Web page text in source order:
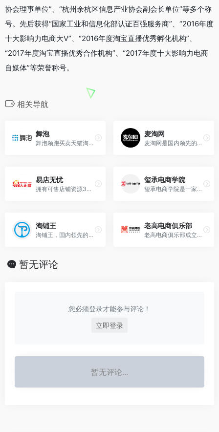
协会理事单位”、“杭州余杭区信息产业协会副会长单位”等多个称
号。先后获得“国家工业和信息化部认证百强服务商”、“2016年度
十大影响力电商大V”、“2016年度淘宝直播优秀孵化机构”、
“2017年度淘宝直播优秀合作机构”、“2017年度十大影响力电商
自媒体”等荣誉称号。
相关导航
舞泡
舞泡领跑买卖天猫淘宝等网店,创立网店买卖行业10年的大平台。
麦淘网
麦淘网是国内领先的淘宝天猫转让平台。
易店无忧
拥有可售店铺资源3万余家，买卖天猫商城淘宝网店就上易店无忧。
玺承电商学院
玺承电商学院是一家专业的电商培训机构，八年来为各类企业提供专业的电商培训、电商咨询等服务;玺承电商学院独家签约百余位名师,为企业的电商运营提供一对一全方位跟进式辅导培训。
淘铺王
淘铺王，国内领先的网店转让平…
老高电商俱乐部
老高电商俱乐部成立于2010年7月，是各大电商平台认可与支持的电商俱乐部。现已成为全国知名的电商人脉圈子，拥有淘宝、天猫、京东等平台中高端电商企业4000余家，汇聚众多知名企业。
暂无评论
您必须登录才能参与评论！
立即登录
暂无评论...